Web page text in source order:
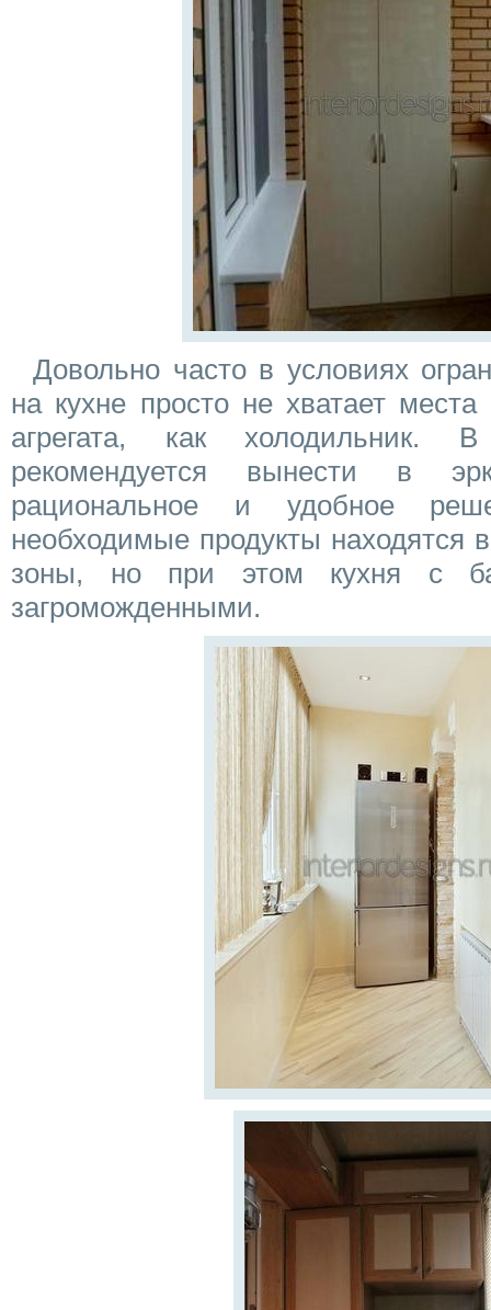
Довольно часто в условиях
на кухне просто не хватает места
агрегата, как холодильник.
рекомендуется вынести в
рациональное и удобное
необходимые продукты находятся
зоны, но при этом кухня с
загроможденными.